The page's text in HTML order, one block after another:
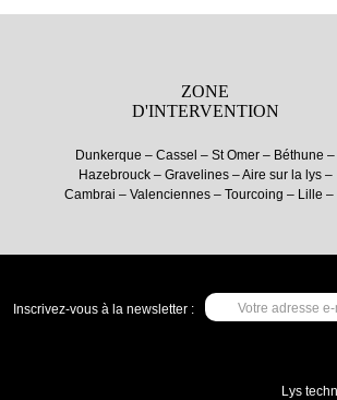
ZONE
D'INTERVENTION
Dunkerque – Cassel – St Omer – Béthune –
Hazebrouck – Gravelines – Aire sur la lys –
Cambrai – Valenciennes – Tourcoing – Lille –
Inscrivez-vous à la newsletter :
Lys